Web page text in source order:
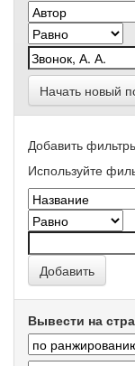
Начать новый
Добавить
Используйте
Вывести на